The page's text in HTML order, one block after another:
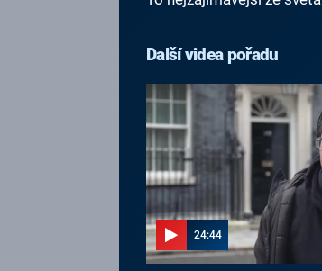
Další videa pořadu
24:44